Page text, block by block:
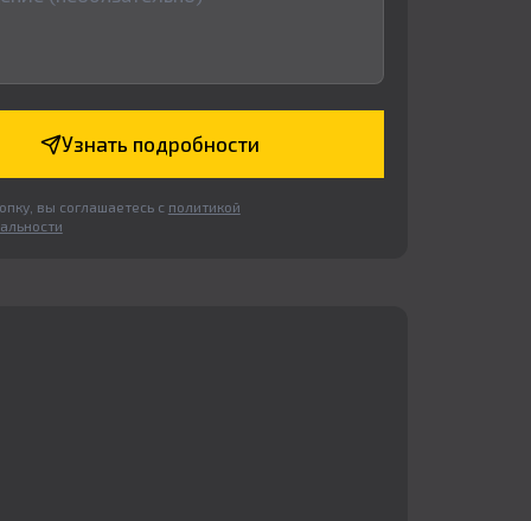
Узнать подробности
вы соглашаетесь с политикой